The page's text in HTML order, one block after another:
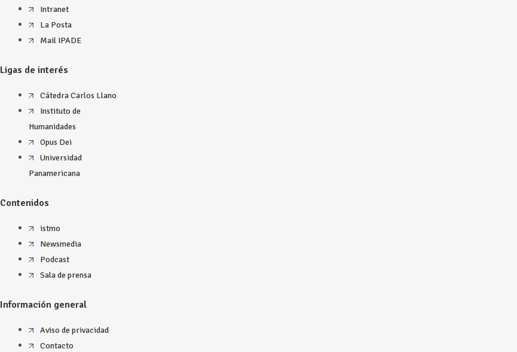
Intranet
La Posta
Mail IPADE
Ligas de interés
Cátedra Carlos Llano
Instituto de
Humanidades
Opus Dei
Universidad
Panamericana
Contenidos
istmo
Newsmedia
Podcast
Sala de prensa
Información general
Aviso de privacidad
Contacto